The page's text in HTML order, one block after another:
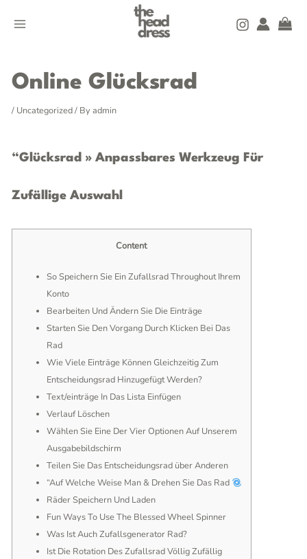
MENU
Online Glücksrad
/ Uncategorized/ By admin
“glücksrad » Anpassbares Werkzeug Für
Zufällige Auswahl
Content
So Speichern Sie Ein Zufallsrad Throughout Ihrem
Konto
Bearbeiten Und Ändern Sie Die Einträge
Starten Sie Den Vorgang Durch Klicken Bei Das
Rad
Wie Viele Einträge Können Gleichzeitig Zum
Entscheidungsrad Hinzugefügt Werden?
Text/einträge In Das Lista Einfügen
Verlauf Löschen
Wählen Sie Eine Der Vier Optionen Auf Unserem
Ausgabebildschirm
Teilen Sie Das Entscheidungsrad über Anderen
“Auf Welche Weise Man & Drehen Sie Das Rad
Räder Speichern Und Laden
Fun Ways To Use The Blessed Wheel Spinner
Was Ist Auch Zufallsgenerator Rad?
Ist Die Rotation Des Zufallsrad Völlig Zufällig
navigation